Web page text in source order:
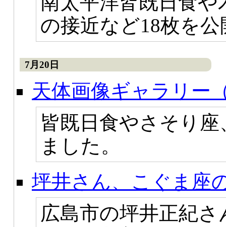
の接近など18枚を
7月20日
天体画像ギャラリー
皆既日食やさそり
ました。
坪井さん、こぐま座
広島市の坪井正紀